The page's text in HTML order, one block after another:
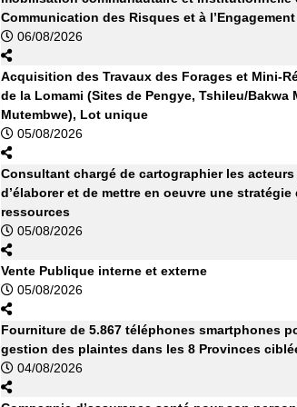
Communication des Risques et à
06/08/2026
Acquisition des Travaux des Forages et Mini-
de la Lomami (Sites de Pengye, Tshileu/Bakwa
Mutembwe), Lot unique
05/08/2026
Consultant chargé de cartographier les
d’élaborer et de mettre en oeuvre une
ressources
05/08/2026
Vente Publique interne et externe
05/08/2026
Fourniture de 5.867 téléphones smartphones
gestion des plaintes dans les 8 Provinces
04/08/2026